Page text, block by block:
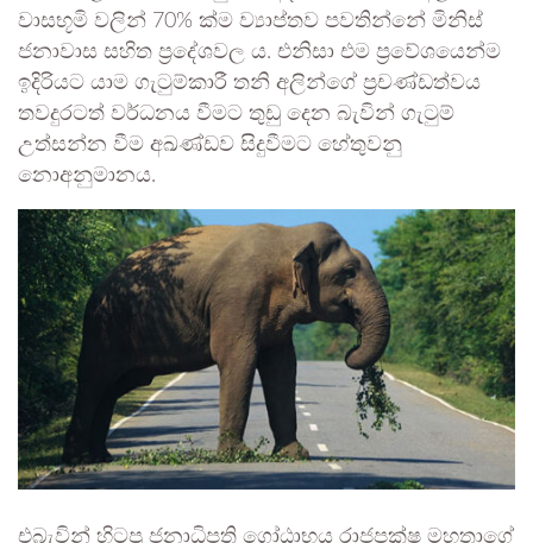
වාසභූමි වලින් 70% ක්ම ව්‍යාප්තව පවතින්නේ මිනිස්
ජනාවාස සහිත ප්‍රදේශවල ය. එනිසා එම ප්‍රවේශයෙන්ම
ඉදිරියට යාම ගැටුම්කාරී තනි අලින්ගේ ප්‍රචණ්ඩත්වය
තවදුරටත් වර්ධනය වීමට තුඩු දෙන බැවින් ගැටුම්
උත්සන්න වීම අඛණ්ඩව සිදුවීමට හේතුවනු
නොඅනුමානය.
එබැවින් හිටපු ජනාධිපති ගෝඨාභය රාජපක්ෂ මහතාගේ